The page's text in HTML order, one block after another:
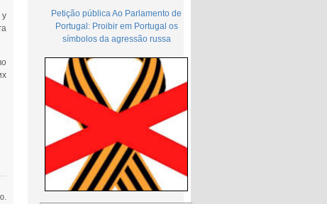
Petição pública Ao Parlamento de
Portugal: Proibir em Portugal os
símbolos da agressão russa